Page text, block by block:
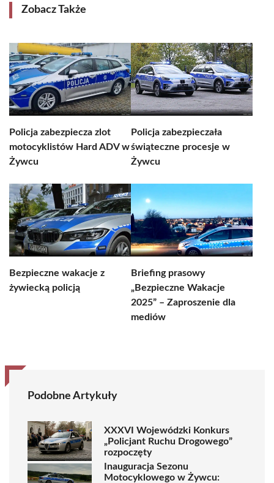
Zobacz Także
Policja zabezpiecza zlot
motocyklistów Hard ADV w
Żywcu
Policja zabezpieczała
świąteczne procesje w
Żywcu
Bezpieczne wakacje z
żywiecką policją
Briefing prasowy
„Bezpieczne Wakacje
2025” – Zaproszenie dla
mediów
Podobne Artykuły
XXXVI Wojewódzki Konkurs
„Policjant Ruchu Drogowego”
rozpoczęty
Inauguracja Sezonu
Motocyklowego w Żywcu: